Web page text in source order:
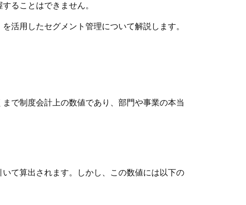
ることはできません。
活用したセグメント管理について解説します。
で制度会計上の数値であり、部門や事業の本当
て算出されます。しかし、この数値には以下の